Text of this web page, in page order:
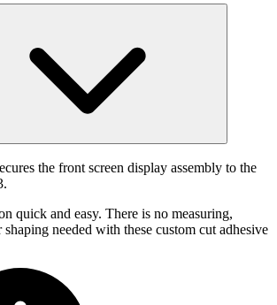
the front screen display assembly to the
quick and easy. There is no measuring,
needed with these custom cut adhesive